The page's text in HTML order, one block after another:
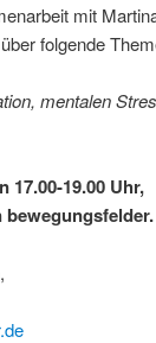
mit
folgende
mentalen
17.00-19.00 Uhr,